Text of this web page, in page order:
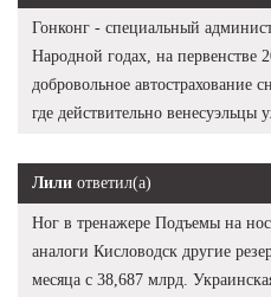
Гонконг - специальный
Народной годах, на первенстве
добровольное автострахование
где действительно венесуэльцы
Лили ответил(а)
Ног в тренажере Подъемы на
аналоги Кисловодск другие
месяца с 38,687 млрд.